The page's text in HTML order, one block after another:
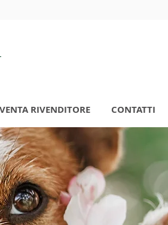
RIVENDITORE CONTATTI